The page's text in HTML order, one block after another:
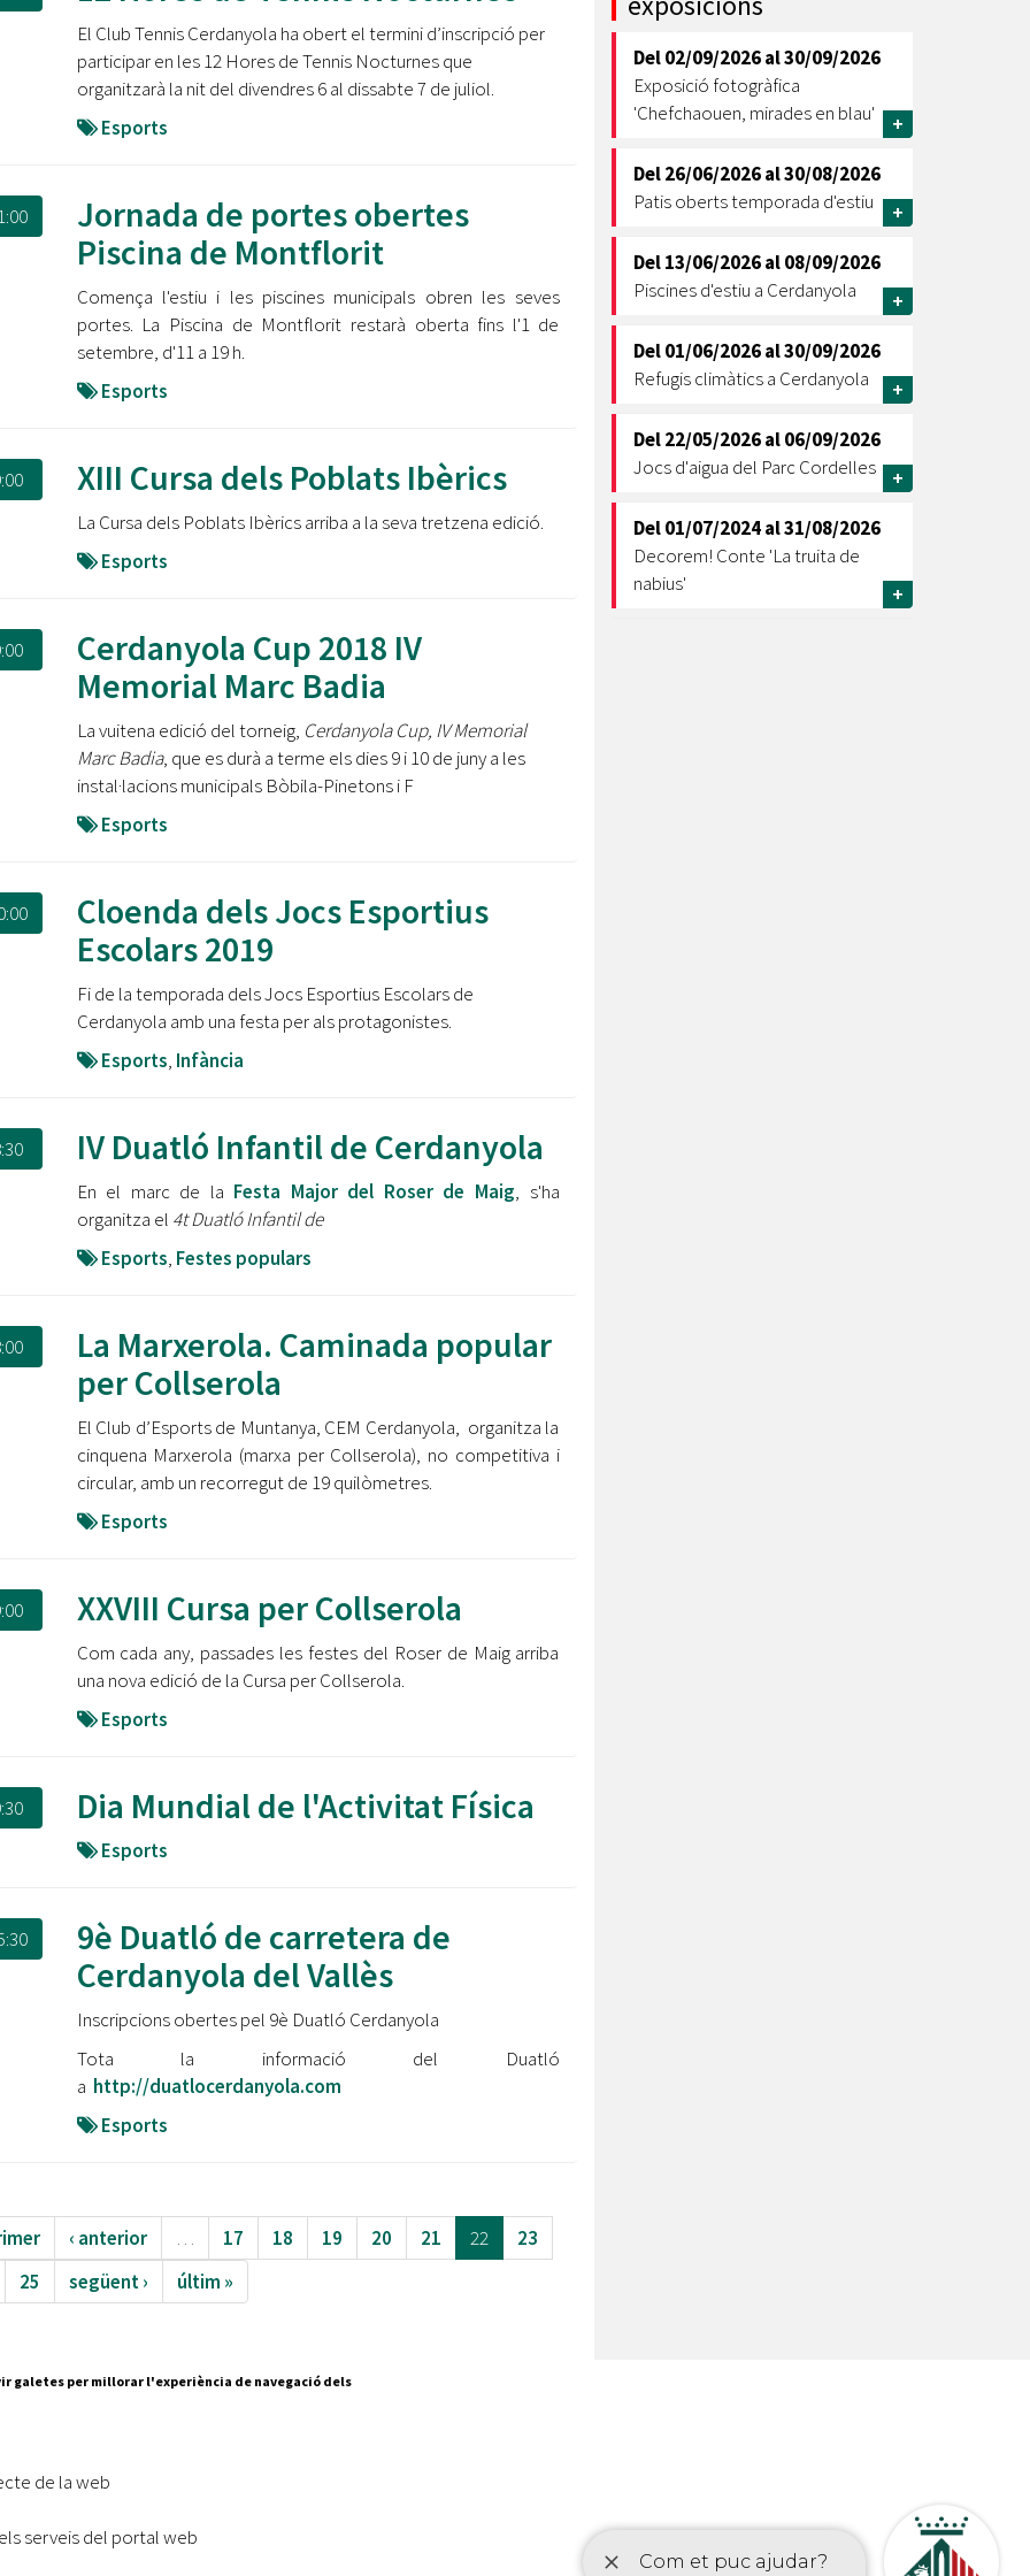
Ètica i Integritat
Retiment de Comptes
Dades Obertes
Catàleg de Serveis i Tràmits
jove 2026
Cerdanyola opta a més de 5 milions d'euros del Pla de
l'entorn de l'avinguda Catalunya
tret de sortida al festival
L’Ajuntament reparteix ulleres gratuïtes per veure
Equipaments
Mercats Municipals
Webs Municipals
El Club Tennis Cerdanyola ha obert el termini d’inscripció per
participar en les 12 Hores de Tennis Nocturnes que
organitzarà la nit del divendres 6 al dissabte 7 de juliol.
Esports
Jornada de portes obertes
Piscina de Montflorit
Comença l'estiu i les piscines municipals obren les seves
portes. La Piscina de Montflorit restarà oberta fins l'1 de
setembre, d'11 a 19 h.
Esports
XIII Cursa dels Poblats Ibèrics
La Cursa dels Poblats Ibèrics arriba a la seva tretzena edició.
Esports
Cerdanyola Cup 2018 IV
Memorial Marc Badia
La vuitena edició del torneig, Cerdanyola Cup, IV Memorial
Marc Badia, que es durà a terme els dies 9 i 10 de juny a les
instal·lacions municipals Bòbila-Pinetons i F
Esports
Cloenda dels Jocs Esportius
Escolars 2019
Fi de la temporada dels Jocs Esportius Escolars de
Cerdanyola amb una festa per als protagonistes.
Esports, Infància
IV Duatló Infantil de Cerdanyola
En el marc de la Festa Major del Roser de Maig, s'ha
organitza el 4t Duatló Infantil de
Esports, Festes populars
La Marxerola. Caminada popular
per Collserola
El Club d’Esports de Muntanya, CEM Cerdanyola, organitza la
cinquena Marxerola (marxa per Collserola), no competitiva i
circular, amb un recorregut de 19 quilòmetres.
Esports
XXVIII Cursa per Collserola
Com cada any, passades les festes del Roser de Maig arriba
una nova edició de la Cursa per Collserola.
Esports
Dia Mundial de l'Activitat Física
Esports
9è Duatló de carretera de
Cerdanyola del Vallès
Inscripcions obertes pel 9è Duatló Cerdanyola
Tota la informació del Duatló
a http://duatlocerdanyola.com
Esports
‹ anterior … 17 18 19 20 21 22
23
25
següent › últim »
Del02/09/2026al30/09/2026
Exposició fotogràfica
'Chefchaouen, mirades en blau'
+
Del26/06/2026al30/08/2026
Patis oberts temporada d'estiu
+
Del13/06/2026al08/09/2026
Piscines d'estiu a Cerdanyola
+
Del01/06/2026al30/09/2026
Refugis climàtics a Cerdanyola
+
Del22/05/2026al06/09/2026
Jocs d'aigua del Parc Cordelles
+
Del01/07/2024al31/08/2026
Decorem! Conte 'La truita de
nabius'
+
88 88
galetes per millorar l'experiència de navegació dels
de la web
serveis del portal web